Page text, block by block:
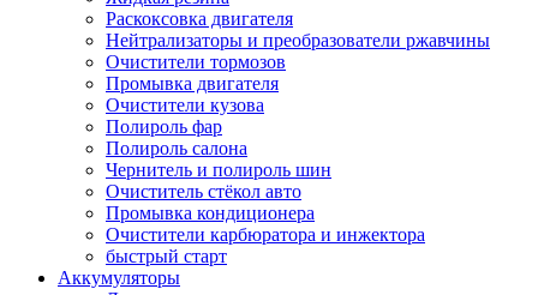
Раскоксовка двигателя
Нейтрализаторы и преобразователи ржавчины
Очистители тормозов
Промывка двигателя
Очистители кузова
Полироль фар
Полироль салона
Чернитель и полироль шин
Очиститель стёкол авто
Промывка кондиционера
Очистители карбюратора и инжектора
быстрый старт
Аккумуляторы